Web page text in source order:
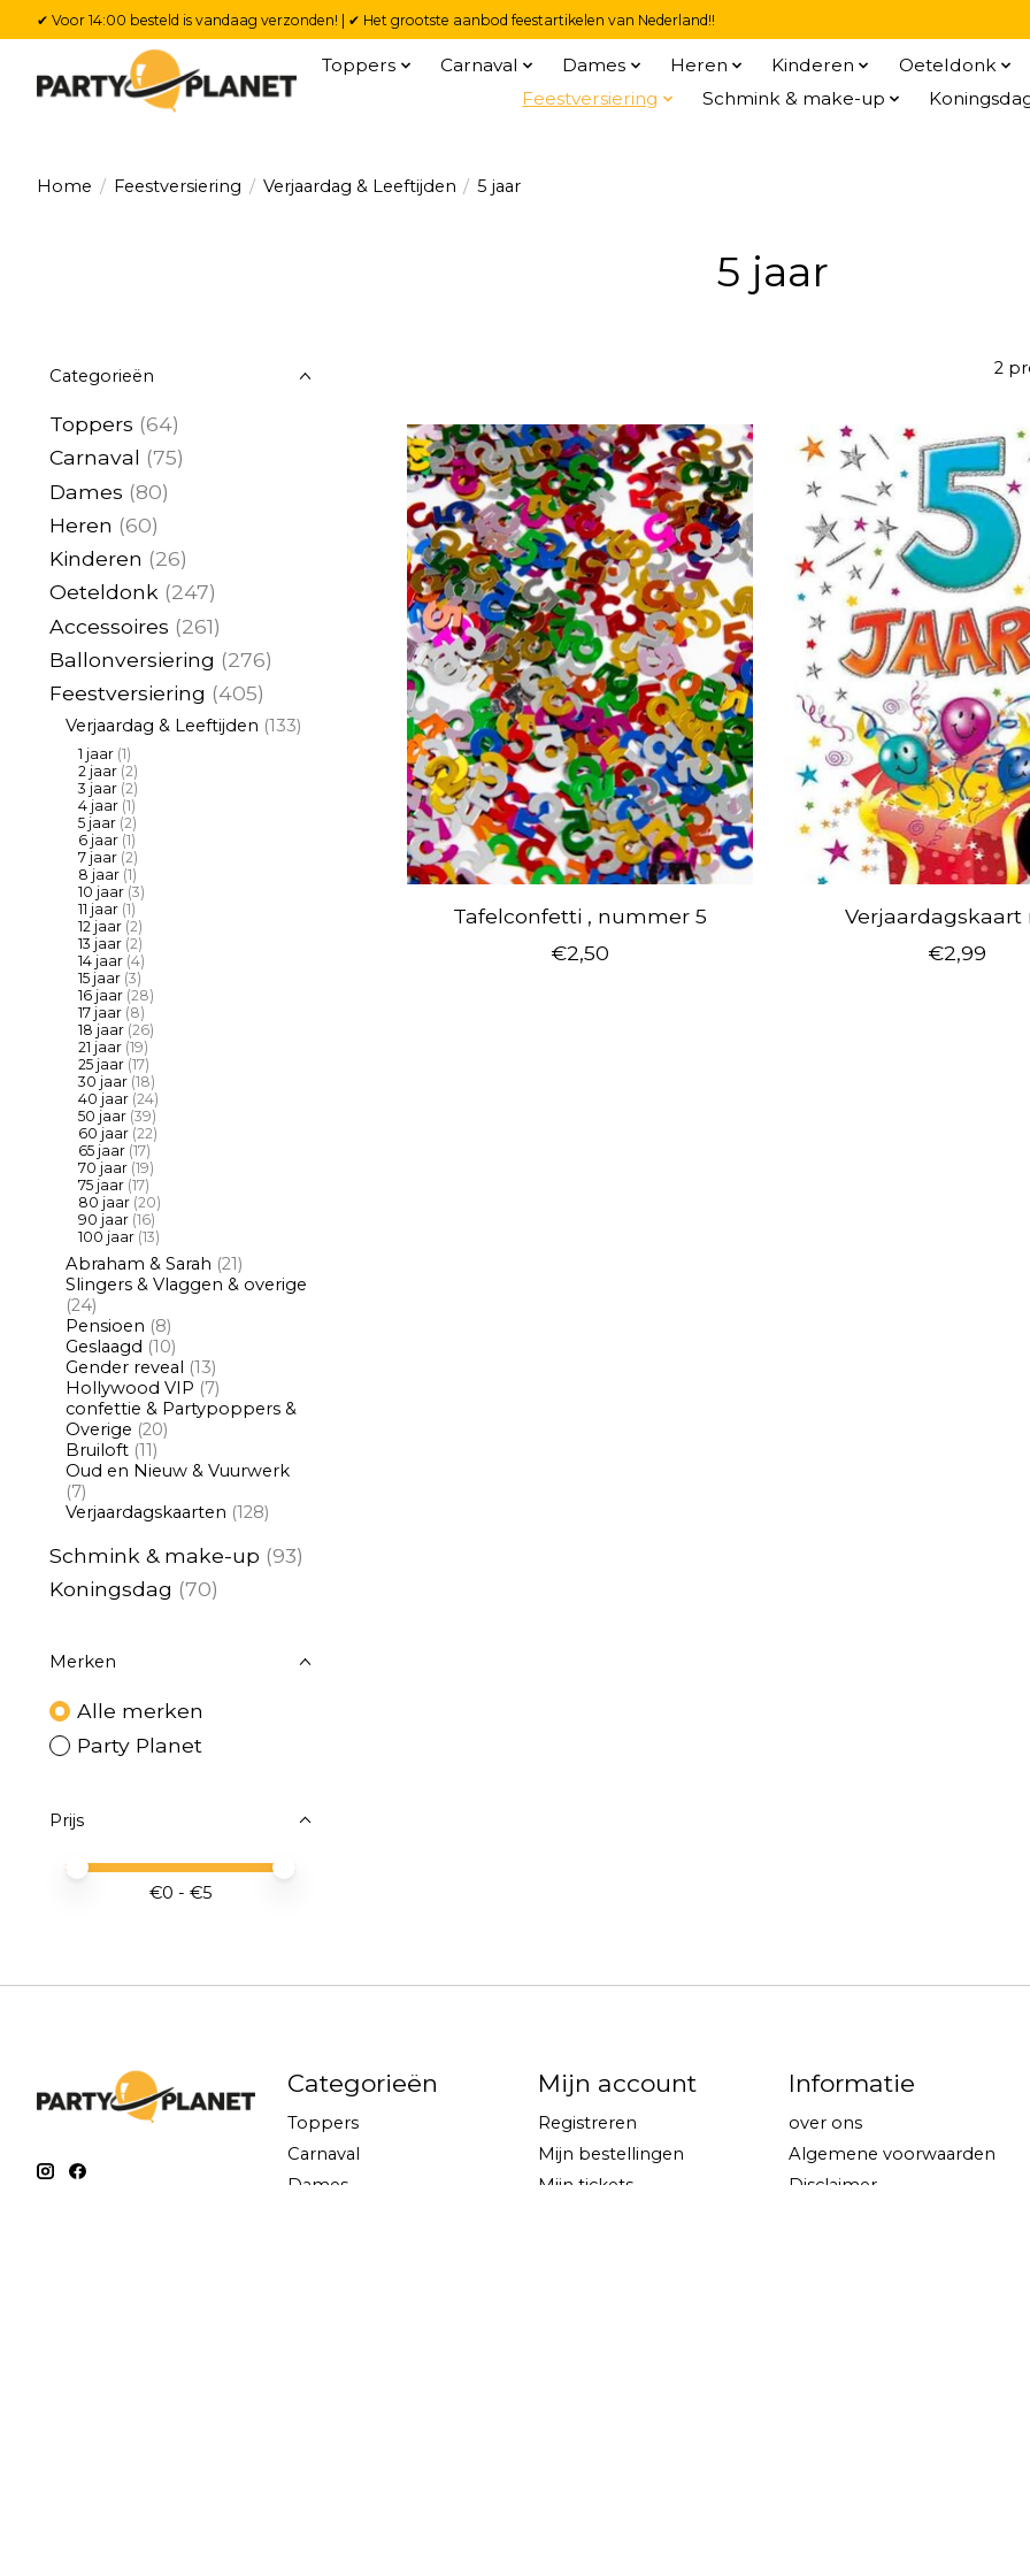
✔ Voor 14:00 besteld is vandaag verzonden! | ✔ Het grootste aanbod feestartikelen van Nederland!!
Toppers Carnaval Dames Heren Kinderen
Oeteldonk
Feestversiering
Schmink & make-up
Home / Feestversiering / Verjaardag & Leeftijden / 5 jaar
5 jaar
Categorieën
Toppers (64)
Carnaval (75)
Dames (80)
Heren (60)
Kinderen (26)
Oeteldonk (247)
Accessoires (261)
Ballonversiering (276)
Feestversiering (405)
Verjaardag & Leeftijden (133)
1 jaar (1)
2 jaar (2)
3 jaar (2)
4 jaar (1)
5 jaar (2)
6 jaar (1)
7 jaar (2)
8 jaar (1)
10 jaar (3)
11 jaar (1)
12 jaar (2)
13 jaar (2)
14 jaar (4)
15 jaar (3)
16 jaar (28)
17 jaar (8)
18 jaar (26)
21 jaar (19)
25 jaar (17)
30 jaar (18)
40 jaar (24)
50 jaar (39)
60 jaar (22)
65 jaar (17)
70 jaar (19)
75 jaar (17)
80 jaar (20)
90 jaar (16)
100 jaar (13)
Abraham & Sarah (21)
Slingers & Vlaggen & overige
(24)
Pensioen (8)
Geslaagd (10)
Gender reveal
(13)
Hollywood VIP (7)
confettie & Partypoppers &
Overige (20)
Bruiloft (11)
Oud en Nieuw & Vuurwerk
(7)
Verjaardagskaarten (128)
Schmink & make-up (93)
Koningsdag (70)
Merken
Alle merken
Party Planet
Prijs
Minimale prijswaarde
Price maximum value
€0 - €5
2
Tafelconfetti , nummer 5
€2,50
Verjaardagskaart
€2,99
Categorieën
Toppers
Carnaval
Dames
Mijn account
Registreren
Mijn bestellingen
Mijn tickets
Informatie
over ons
Algemene voorwaarden
Disclaimer